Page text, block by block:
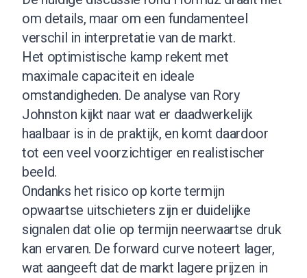
om details, maar om een fundamenteel
verschil in interpretatie van de markt.
Het optimistische kamp rekent met
maximale capaciteit en ideale
omstandigheden. De analyse van Rory
Johnston kijkt naar wat er daadwerkelijk
haalbaar is in de praktijk, en komt daardoor
tot een veel voorzichtiger en realistischer
beeld.
Ondanks het risico op korte termijn
opwaartse uitschieters zijn er duidelijke
signalen dat olie op termijn neerwaartse druk
kan ervaren. De forward curve noteert lager,
wat aangeeft dat de markt lagere prijzen in